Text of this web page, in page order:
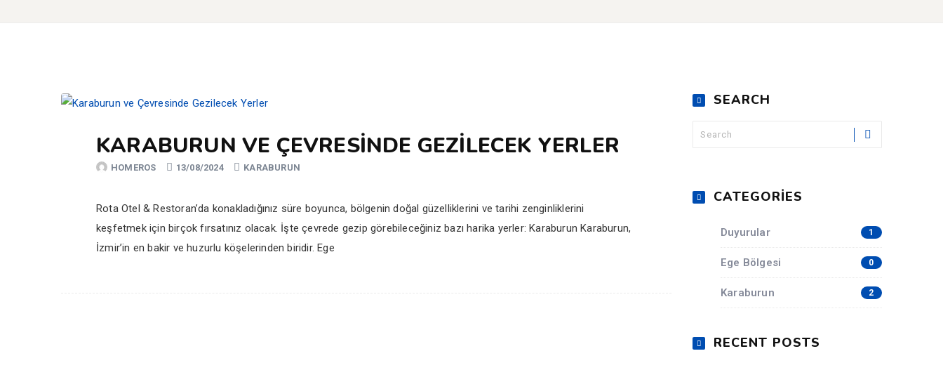
KARABURUN VE ÇEVRESINDE GEZILECEK YERLER
HOMEROS 13/08/2024 KARABURUN
Rota Otel & Restoran’da konakladığınız süre boyunca, bölgenin doğal güzelliklerini ve tarihi zenginliklerini
keşfetmek için birçok fırsatınız olacak. İşte çevrede gezip görebileceğiniz bazı harika yerler: Karaburun Karaburun,
İzmir’in en bakir ve huzurlu köşelerinden biridir. Ege
SEARCH
CATEGORIES
Duyurular 1
Ege Bölgesi 0
Karaburun 2
RECENT POSTS